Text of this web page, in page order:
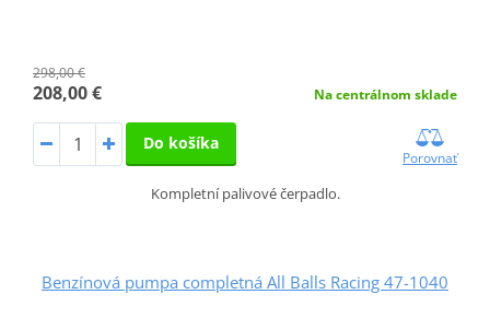
298,00 €
208,00 € Na centrálnom sklade
Do košíka
Porovnať
Kompletní palivové čerpadlo.
Benzínová pumpa completná All Balls Racing 47-1040